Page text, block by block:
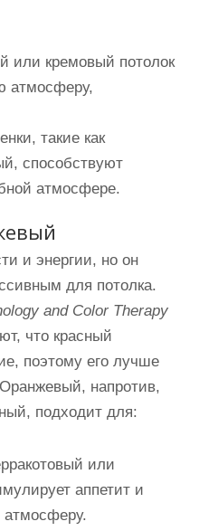
или кремовый потолок
атмосферу,
такие как
способствуют
атмосфере.
и энергии, но он
для потолка.
and Color Therapy
что красный
поэтому его лучше
напротив,
подходит для:
или
аппетит и
атмосферу.